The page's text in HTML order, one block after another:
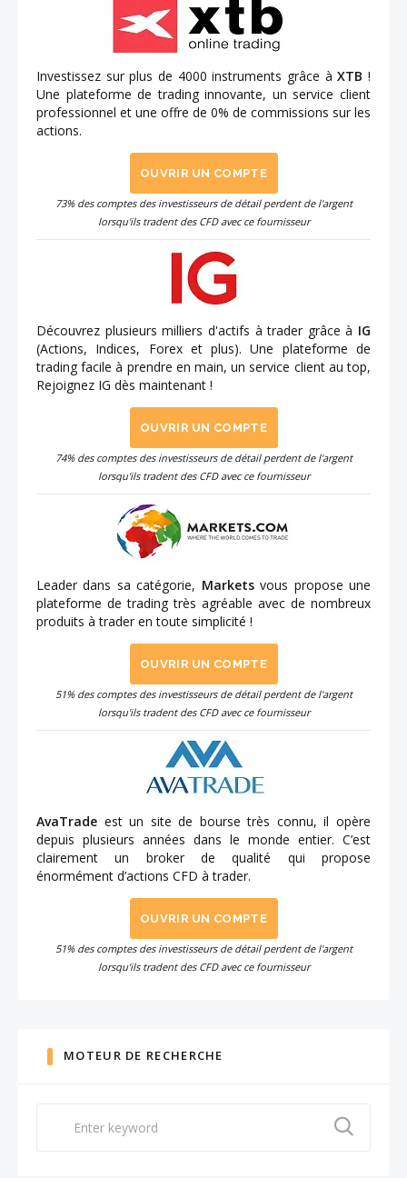
Investissez sur plus de 4000 instruments grâce àXTB !
Une plateforme de trading innovante, un service client
professionnel et une offre de 0% de commissions sur les
actions.
OUVRIR UN COMPTE
73% des comptes des investisseurs de détail perdent de l'argent
lorsqu'ils tradent des CFD avec ce fournisseur
Découvrez plusieurs milliers d'actifs à trader grâce à IG
(Actions, Indices, Forex et plus). Une plateforme de
trading facile à prendre en main, un service client au top,
Rejoignez IG dès maintenant !
OUVRIR UN COMPTE
74% des comptes des investisseurs de détail perdent de l'argent
lorsqu'ils tradent des CFD avec ce fournisseur
Leader dans sa catégorie, Marketsvous propose une
plateforme de trading très agréable avec de nombreux
produits à trader en toute simplicité !
OUVRIR UN COMPTE
51% des comptes des investisseurs de détail perdent de l'argent
lorsqu'ils tradent des CFD avec ce fournisseur
AvaTrade est un site de bourse très connu, il opère
depuis plusieurs années dans le monde entier. C’est
clairement un broker de qualité qui propose
énormément d’actions CFD à trader.
OUVRIR UN COMPTE
51% des comptes des investisseurs de détail perdent de l'argent
lorsqu'ils tradent des CFD avec ce fournisseur
MOTEUR DE RECHERCHE